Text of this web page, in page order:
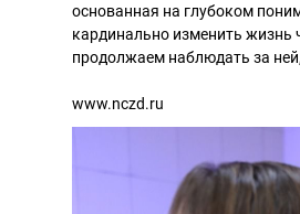
основанная на глубоком
кардинально изменить жизнь
продолжаем наблюдать за
www.nczd.ru